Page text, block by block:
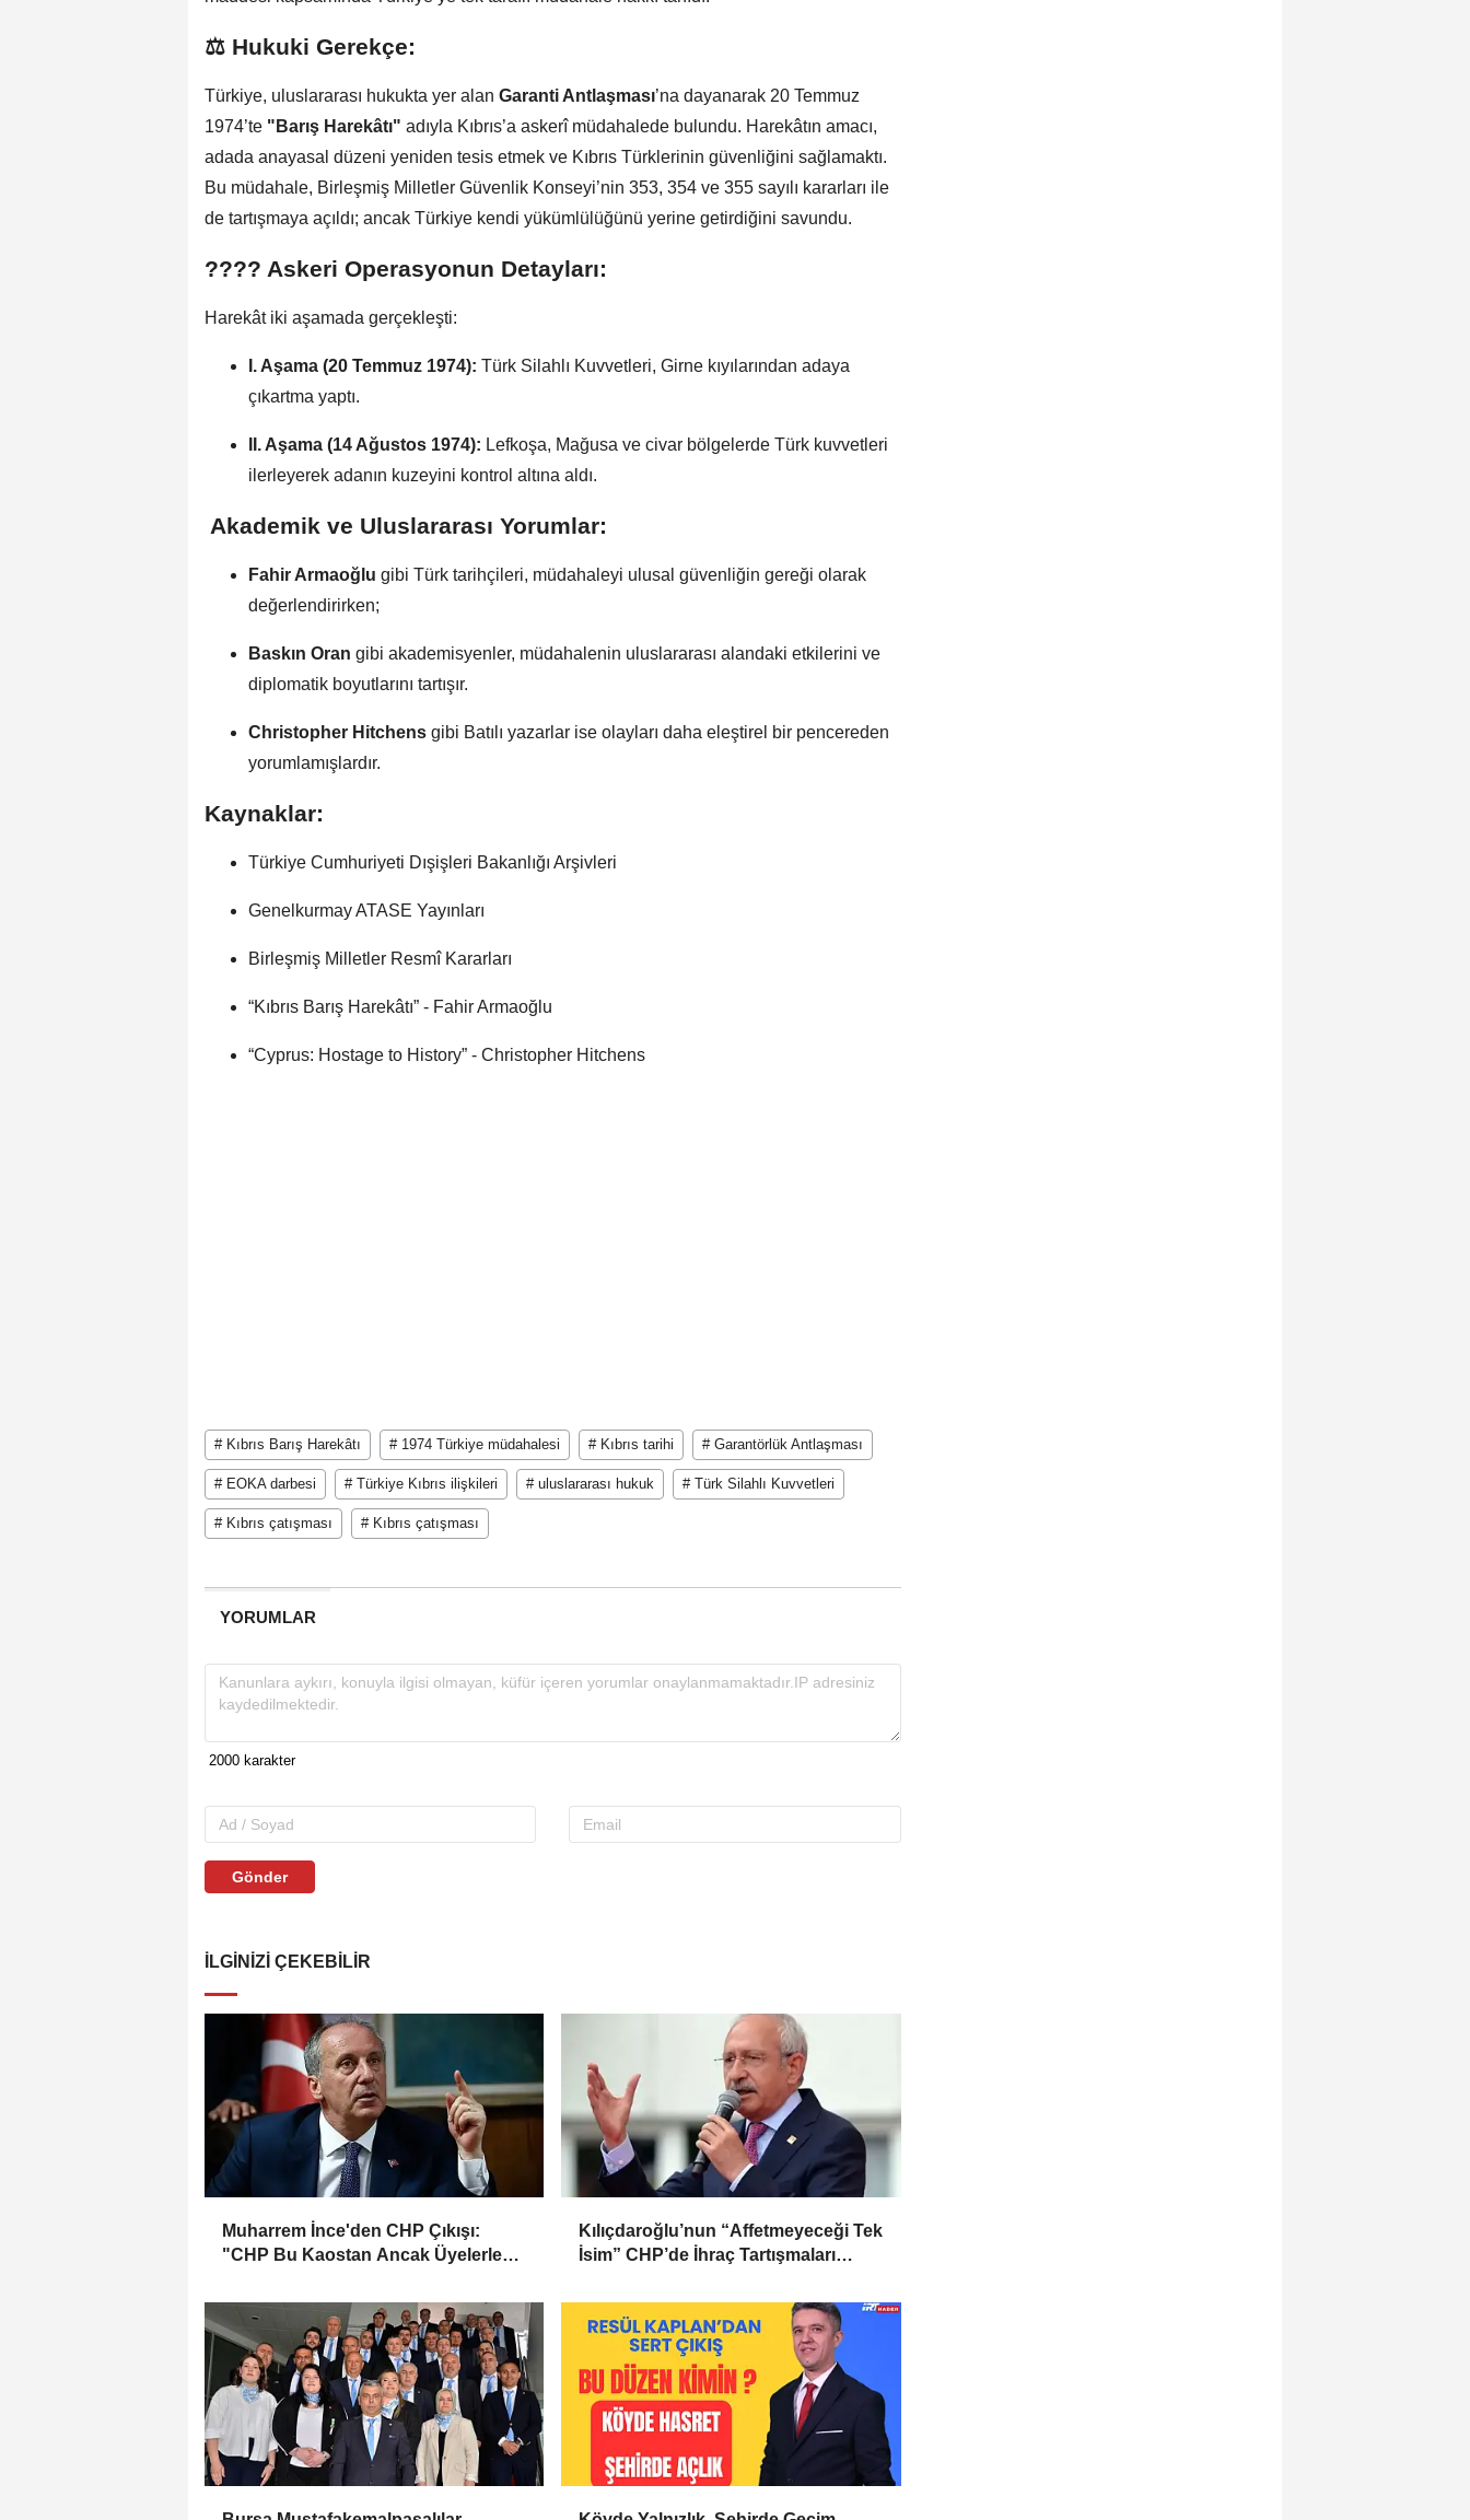
⚖️ Hukuki Gerekçe:
Türkiye, uluslararası hukukta yer alan Garanti Antlaşması’na dayanarak 20 Temmuz
1974’te "Barış Harekâtı" adıyla Kıbrıs’a askerî müdahalede bulundu. Harekâtın amacı,
adada anayasal düzeni yeniden tesis etmek ve Kıbrıs Türklerinin güvenliğini sağlamaktı.
Bu müdahale, Birleşmiş Milletler Güvenlik Konseyi’nin 353, 354 ve 355 sayılı kararları ile
de tartışmaya açıldı; ancak Türkiye kendi yükümlülüğünü yerine getirdiğini savundu.
????️ Askeri Operasyonun Detayları:
Harekât iki aşamada gerçekleşti:
I. Aşama (20 Temmuz 1974): Türk Silahlı Kuvvetleri, Girne kıyılarından adaya
çıkartma yaptı.
II. Aşama (14 Ağustos 1974): Lefkoşa, Mağusa ve civar bölgelerde Türk kuvvetleri
ilerleyerek adanın kuzeyini kontrol altına aldı.
️ Akademik ve Uluslararası Yorumlar:
Fahir Armaoğlu gibi Türk tarihçileri, müdahaleyi ulusal güvenliğin gereği olarak
değerlendirirken;
Baskın Oran gibi akademisyenler, müdahalenin uluslararası alandaki etkilerini ve
diplomatik boyutlarını tartışır.
Christopher Hitchens gibi Batılı yazarlar ise olayları daha eleştirel bir pencereden
yorumlamışlardır.
Kaynaklar:
Türkiye Cumhuriyeti Dışişleri Bakanlığı Arşivleri
Genelkurmay ATASE Yayınları
Birleşmiş Milletler Resmî Kararları
“Kıbrıs Barış Harekâtı” - Fahir Armaoğlu
“Cyprus: Hostage to History” - Christopher Hitchens
# Kıbrıs Barış Harekâtı # 1974 Türkiye müdahalesi # Kıbrıs tarihi # Garantörlük Antlaşması
# EOKA darbesi # Türkiye Kıbrıs ilişkileri # uluslararası hukuk # Türk Silahlı Kuvvetleri
# Kıbrıs çatışması # Kıbrıs çatışması
YORUMLAR
Gönder
İLGINIZI ÇEKEBILIR
Muharrem İnce'den CHP Çıkışı:
"CHP Bu Kaostan Ancak Üyelerle
Kılıçdaroğlu’nun “Affetmeyeceği Tek
İsim” CHP’de İhraç Tartışmaları